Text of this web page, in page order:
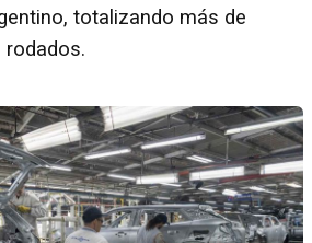
totalizando más de
rodados.